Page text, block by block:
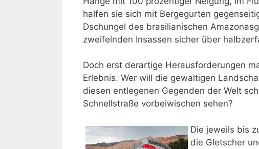
halfen sie sich mit Bergegurten
Dschungel des brasilianischen
zweifelnden Insassen sicher über
Doch erst derartige Herausforderungen
Erlebnis. Wer will die gewaltigen
diesen entlegenen Gegenden der Welt
Schnellstraße vorbeiwischen sehen?
Die jeweils bis
die Gletscher